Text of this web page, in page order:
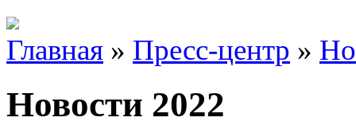
Главная » Пресс-центр »
Новости 2022